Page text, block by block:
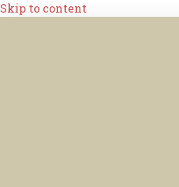
Skip to content